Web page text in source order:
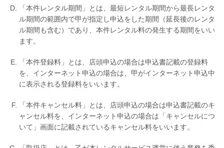
お電話でのお問い合わせ
0120-381-808
（土・日・祝日を除く）
（株）ヤマハミュージックジャパン レンタル・リース課
メールでのお問い合わせ
メールフォーム
「本件レンタル期間」とは、最短レンタル期間から最長レンタ
ル期間の範囲内で甲が指定し申込をした期間（延長後のレンタ
ル期間も含む）であり、本件レンタル料の発生する期間をいい
ます。
「本件登録料」とは、店頭申込の場合は申込書記載の登録料
を、インターネット申込の場合は、甲がインターネット申込中
に表示される登録料をいいます。
「本件キャンセル料」とは、店頭申込の場合は申込書記載のキ
ャンセル料を、インターネット申込の場合は「キャンセルにつ
いて」画面に記載されているキャンセル料をいいます。